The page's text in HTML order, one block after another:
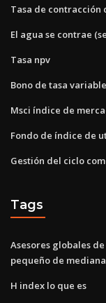
Tasa de contracción
El agua se contrae
Tasa npv
Bono de tasa variable
Msci índice de
Fondo de índice de
Gestión del ciclo
Tags
Asesores globales
pequeño de
H index lo que es